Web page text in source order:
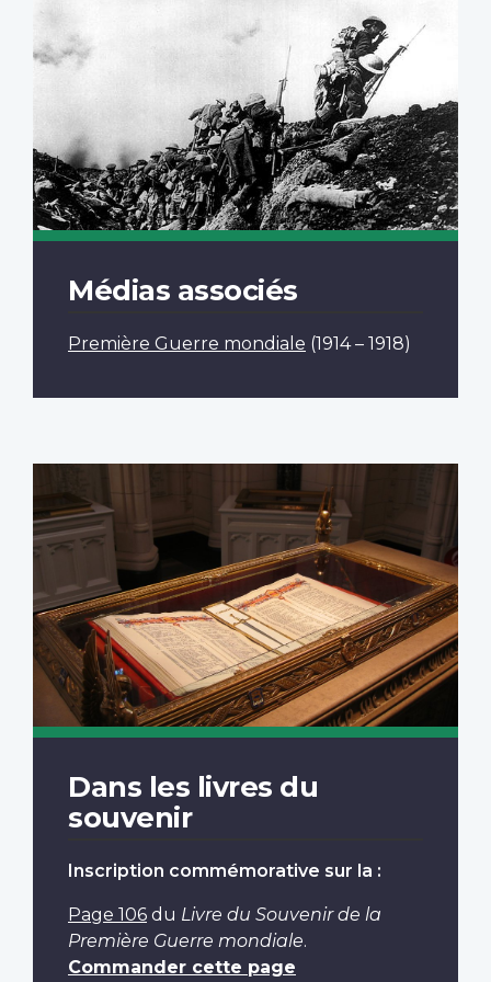
Médias associés
Première Guerre mondiale (1914 – 1918)
Dans les livres du
souvenir
Inscription commémorative sur la :
Page 106 du Livre du Souvenir de la
Première Guerre mondiale.
Commander cette page